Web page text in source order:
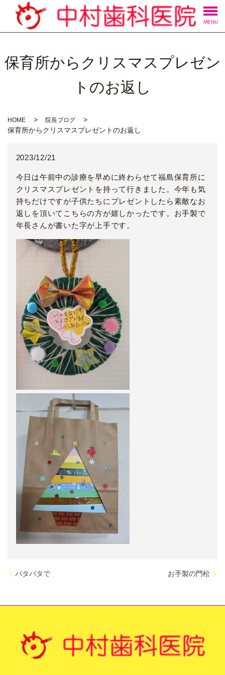
MENU
保育所からクリスマスプレゼン
トのお返し
HOME 院長ブログ
保育所からクリスマスプレゼントのお返し
2023/12/21
今日は午前中の診療を早めに終わらせて福島保育所に
クリスマスプレゼントを持って行きました。今年も気
持ちだけですが子供たちにプレゼントしたら素敵なお
返しを頂いてこちらの方が嬉しかったです。お手製で
年長さんが書いた字が上手です。
バタバタで お手製の門松